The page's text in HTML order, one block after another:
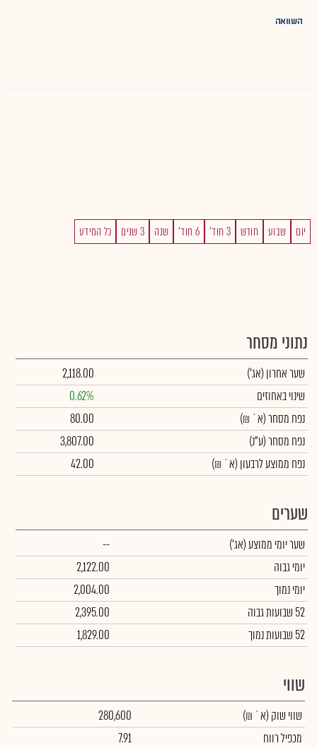
השוואה
יום שבוע חודש 3 חוד' 6 חוד' שנה 3 שנים כל המידע
נתוני מסחר
שער אחרון (אג')
2,118.00
שינוי באחוזים
0.62%
נפח מסחר(א` ₪)
80.00
נפח מסחר(ע"נ)
3,807.00
נפח ממוצע לרבעון (א` ₪)
42.00
שערים
שער יומי ממוצע(אג')
--
יומי גבוה
2,122.00
יומי נמוך
2,004.00
52 שבועות גבוה
2,395.00
52 שבועות נמוך
1,829.00
שווי
שווי שוק (א` ₪)
280,600
מכפיל רווח
7.91